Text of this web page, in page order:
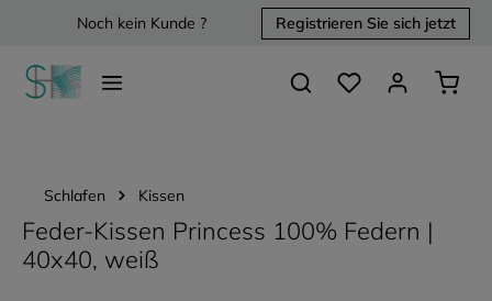
springenNoch kein Kunde ? Registrieren Sie sich jetzt
Du hast 0 Produkte
Schlafen Kissen
Feder-Kissen Princess 100% Federn |
40x40, weiß